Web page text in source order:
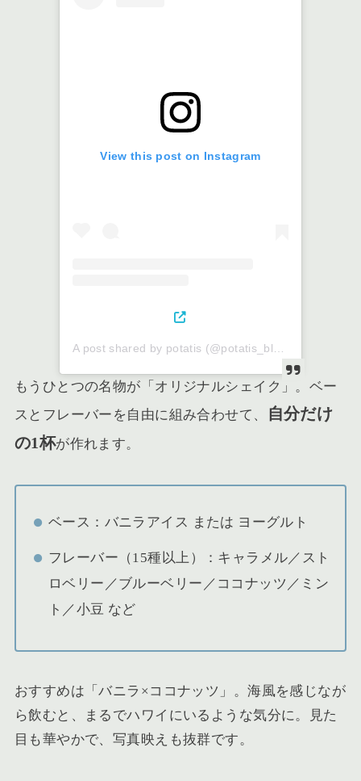
View this post on Instagram
A post shared by potatis (@potatis_blue)
もうひとつの名物が「オリジナルシェイク」。ベー
スとフレーバーを自由に組み合わせて、
自分だけ
の1杯が作れます。
ベース：バニラアイス または ヨーグルト
フレーバー（15種以上）：キャラメル／スト
ロベリー／ブルーベリー／ココナッツ／ミン
ト／小豆 など
おすすめは「バニラ×ココナッツ」。海風を感じなが
ら飲むと、まるでハワイにいるような気分に。見た
目も華やかで、写真映えも抜群です。